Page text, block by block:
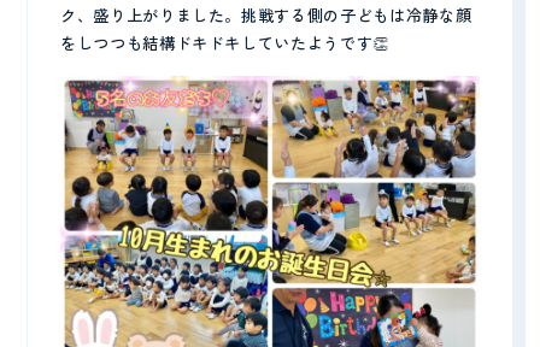
ク、盛り上がりました。挑戦する側の子どもは冷静な顔
をしつつも結構ドキドキしていたようです👏